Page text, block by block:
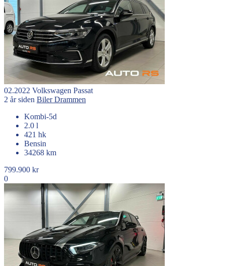
02.2022 Volkswagen Passat
2 år siden BilerDrammen
Kombi-5d
2.0 l
421 hk
Bensin
34268 km
799.900 kr
0